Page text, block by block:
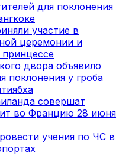
для поклонения
участие в
церемонии и
двора объявило
поклонения у гроба
совершат
во Францию 28 июня
учения по ЧС в